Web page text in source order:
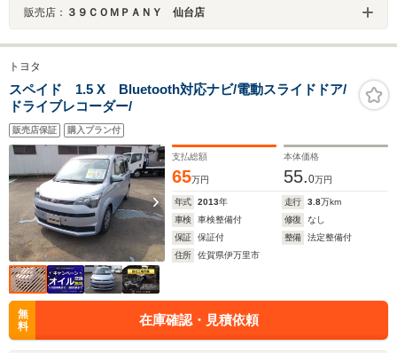
販売店： ３９ＣＯＭＰＡＮＹ 仙台店
トヨタ
スペイド 1.5 X Bluetooth対応ナビ/電動スライドドア/
ドライブレコーダー/
販売店保証 購入プラン付
支払総額
65万円
本体価格
55.0万円
年式 2013年 走行 3.8万km
車検
車検整備付 修復
なし
保証
保証付 整備
法定整備付
住所
佐賀県伊万里市
無
料
在庫確認・見積依頼